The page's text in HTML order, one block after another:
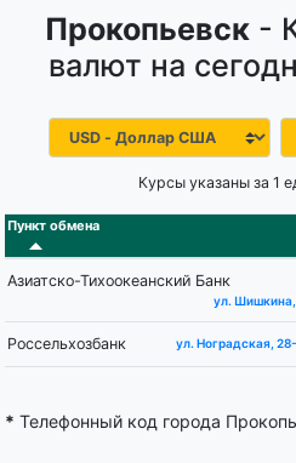
Прокопьевск -
валют на
Курсы указаны за 1
Пункт обмена
Азиатско-Тихоокеанский Банк
ул.
Россельхозбанк ул. Ноградская,
* Телефонный код города